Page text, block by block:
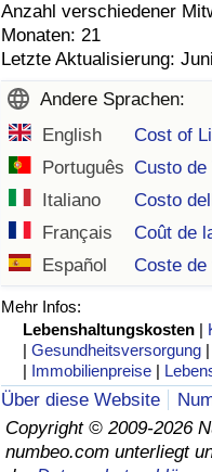
Anzahl verschiedener
Monaten: 21
Letzte Aktualisierung:
Andere Sprachen:
English
Cost of
Português Custo de
Italiano
Costo
Français
Coût de
Español
Coste de
Mehr Infos:
Lebenshaltungskosten |
|Gesundheitsversorgung |
| Immobilienpreise |
Über diese Website
Copyright © 2009-2026
numbeo.com unterliegt